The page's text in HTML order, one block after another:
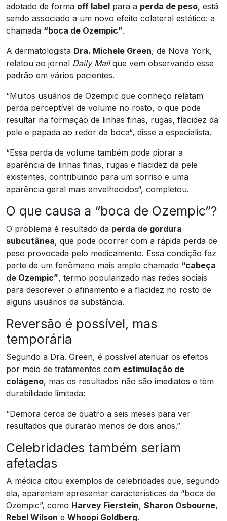
adotado de forma off label para a perda de peso, está
sendo associado a um novo efeito colateral estético: a
chamada “boca de Ozempic”.
A dermatologista Dra. Michele Green, de Nova York,
relatou ao jornal Daily Mailque vem observando esse
padrão em vários pacientes.
“Muitos usuários de Ozempic que conheço relatam
perda perceptível de volume no rosto, o que pode
resultar na formação de linhas finas, rugas, flacidez da
pele e papada ao redor da boca“, disse a especialista.
“Essa perda de volume também pode piorar a
aparência de linhas finas, rugas e flacidez da pele
existentes, contribuindo para um sorriso e uma
aparência geral mais envelhecidos“, completou.
O que causa a “boca de Ozempic”?
O problema é resultado da perda de gordura
subcutânea, que pode ocorrer com a rápida perda de
peso provocada pelo medicamento. Essa condição faz
parte de um fenômeno mais amplo chamado “cabeça
de Ozempic”, termo popularizado nas redes sociais
para descrever o afinamento e a flacidez no rosto de
alguns usuários da substância.
Reversão é possível, mas
temporária
Segundo a Dra. Green, é possível atenuar os efeitos
por meio de tratamentos com estimulação de
colágeno, mas os resultados não são imediatos e têm
durabilidade limitada:
“Demora cerca de quatro a seis meses para ver
resultados que durarão menos de dois anos.”
Celebridades também seriam
afetadas
A médica citou exemplos de celebridades que, segundo
ela, aparentam apresentar características da “boca de
Ozempic”, como Harvey Fierstein, Sharon Osbourne,
Rebel Wilson e Whoopi Goldberg.